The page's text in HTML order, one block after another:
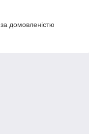
домовленістю